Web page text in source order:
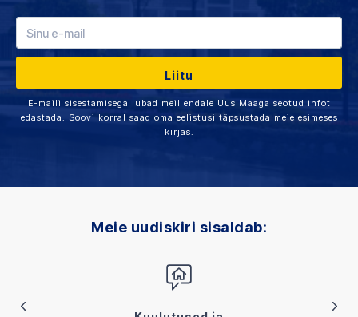
E-maili sisestamisega lubad meil endale Uus Maaga seotud infot
edastada. Soovi korral saad oma eelistusi täpsustada meie esimeses
kirjas.
Meie uudiskiri sisaldab: